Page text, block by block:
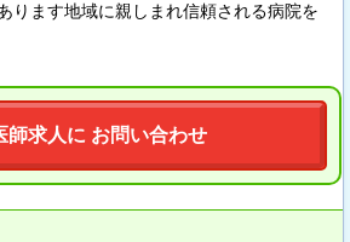
ります地域に親しまれ信頼される病院を
師求人に お問い合わせ